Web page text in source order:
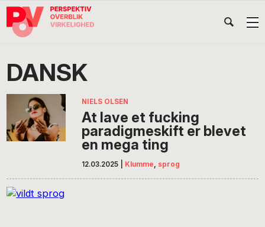
Gå
direkte
navigation
Skip
indhold
Gå
direkte
POV
International
DANSK
NIELS OLSEN
At lave et fucking
paradigmeskift er blevet
en mega ting
12.03.2025 Klumme, sprog